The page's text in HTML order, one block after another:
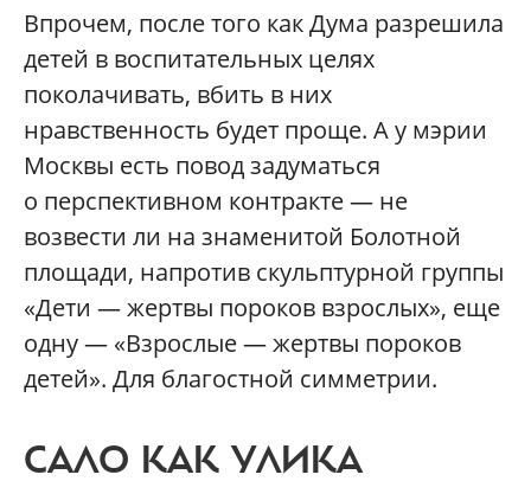
Впрочем, после того как Дума разрешила
детей в воспитательных целях
поколачивать, вбить в них
нравственность будет проще. А у мэрии
Москвы есть повод задуматься
о перспективном контракте — не
возвести ли на знаменитой Болотной
площади, напротив скульптурной группы
«Дети — жертвы пороков взрослых», еще
одну — «Взрослые — жертвы пороков
детей». Для благостной симметрии.
САЛО КАК УЛИКА